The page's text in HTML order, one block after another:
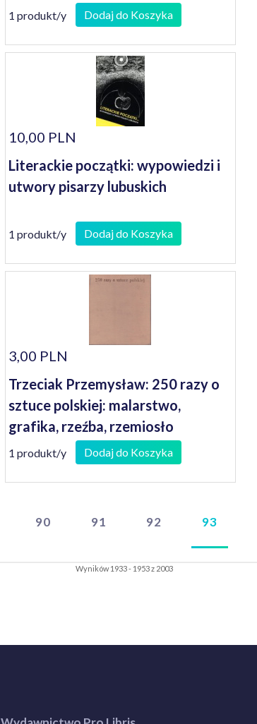
uwarunkowań
1 produkt/y Dodaj do Koszyka
10,00 PLN
Literackie początki: wypowiedzi i
utwory pisarzy lubuskich
1 produkt/y Dodaj do Koszyka
3,00 PLN
Trzeciak Przemysław: 250 razy o
sztuce polskiej: malarstwo,
grafika, rzeźba, rzemiosło
artystyczne
1 produkt/y Dodaj do Koszyka
90 91 92 93
Wyników 1933 - 1953 z 2003